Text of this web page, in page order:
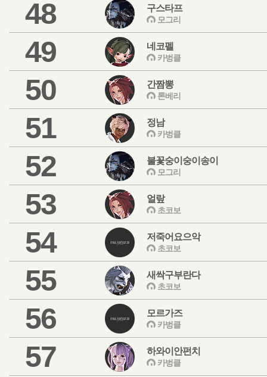
48 구스타프
모그리
49 네코펠
카벙클
50 간짬뽕
톤베리
51 정남
카벙클
52 불꽃숭이숭이송이
모그리
53 얼랖
초코보
54 저죽어요으악
초코보
55 새싹구부란다
초코보
56 모르가즈
카벙클
57 하와이안펀치
카벙클